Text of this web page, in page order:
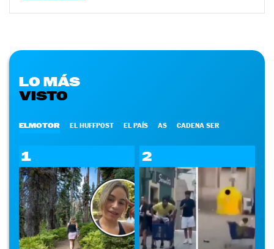
LO MÁS
VISTO
ELMOTOR EL HUFFPOST EL PAÍS AS CADENA SER
1 2